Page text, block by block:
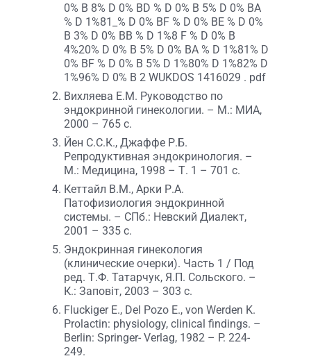
0% B 8% D 0% BD % D 0% B 5% D 0% BA
% D 1%81_% D 0% BF % D 0% BE % D 0%
B 3% D 0% BB % D 1%8 F % D 0% B
4%20% D 0% B 5% D 0% BA % D 1%81% D
0% BF % D 0% B 5% D 1%80% D 1%82% D
1%96% D 0% B 2 WUKDOS 1416029 . pdf
Вихляева Е.М. Руководство по
эндокринной гинекологии. – М.: МИА,
2000 – 765 с.
Йен С.С.К., Джаффе Р.Б.
Репродуктивная эндокринология. –
М.: Медицина, 1998 – Т. 1 – 701 с.
Кеттайл В.М., Арки Р.А.
Патофизиология эндокринной
системы. – СПб.: Невский Диалект,
2001 – 335 с.
Эндокринная гинекология
(клинические очерки). Часть 1 / Под
ред. Т.Ф. Татарчук, Я.П. Сольского. –
К.: Заповіт, 2003 – 303 с.
Fluckiger E., Del Pozo E., von Werden K.
Prolactin: physiology, clinical findings. –
Berlin: Springer- Verlag, 1982 – P. 224-
249.